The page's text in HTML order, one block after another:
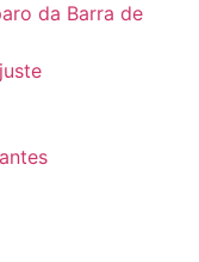
da Barra de